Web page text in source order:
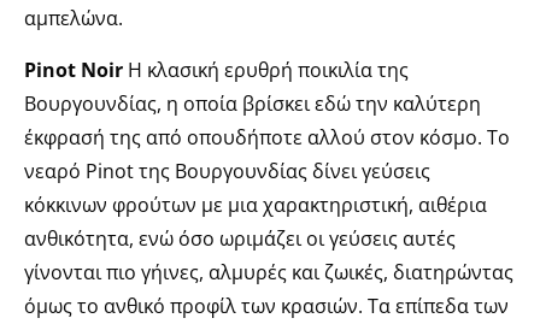
αμπελώνα.
Pinot Νoir Η κλασική ερυθρή ποικιλία της
Βουργουνδίας, η οποία βρίσκει εδώ την καλύτερη
έκφρασή της από οπουδήποτε αλλού στον κόσμο. Το
νεαρό Pinot της Βουργουνδίας δίνει γεύσεις
κόκκινων φρούτων με μια χαρακτηριστική, αιθέρια
ανθικότητα, ενώ όσο ωριμάζει οι γεύσεις αυτές
γίνονται πιο γήινες, αλμυρές και ζωικές, διατηρώντας
όμως το ανθικό προφίλ των κρασιών. Τα επίπεδα των